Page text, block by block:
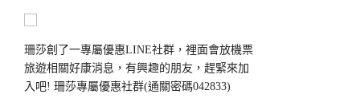
珊莎創了一專屬優惠LINE社群，裡面會放機票
旅遊相關好康消息，有興趣的朋友，趕緊來加
入吧!珊莎專屬優惠社群(通關密碼042833)